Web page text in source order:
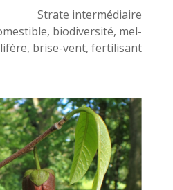
Strate intermédiaire
biodiversité, mel-
lifère, brise-vent, fertilisant